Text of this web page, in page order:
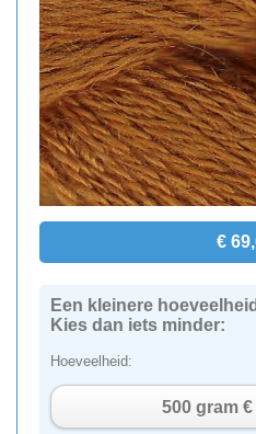
€
Een kleinere
Kies dan iets minder:
Hoeveelheid:
500 gram €